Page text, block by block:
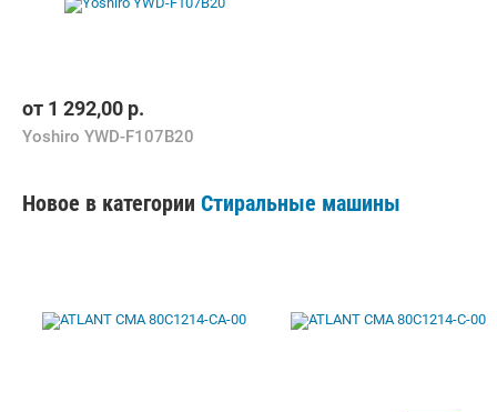
от 1 292,00 р.
Yoshiro YWD-F107B20
Новое в категории Стиральные машины